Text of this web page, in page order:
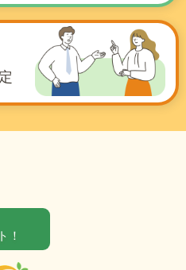
！